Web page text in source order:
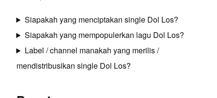
Siapakah yang menciptakan single Dol Los?
Siapakah yang mempopulerkan lagu Dol Los?
Label / channel manakah yang merilis /
mendistribusikan single Dol Los?